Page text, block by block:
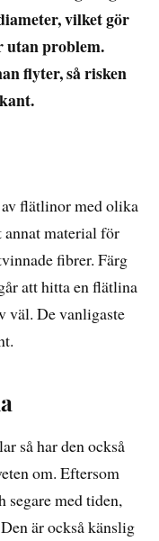
vilket gör
utan problem.
flyter, så risken
flätlinor med olika
annat material för
fibrer. Färg
att hitta en flätlina
väl. De vanligaste
så har den också
om. Eftersom
segare med tiden,
är också känslig